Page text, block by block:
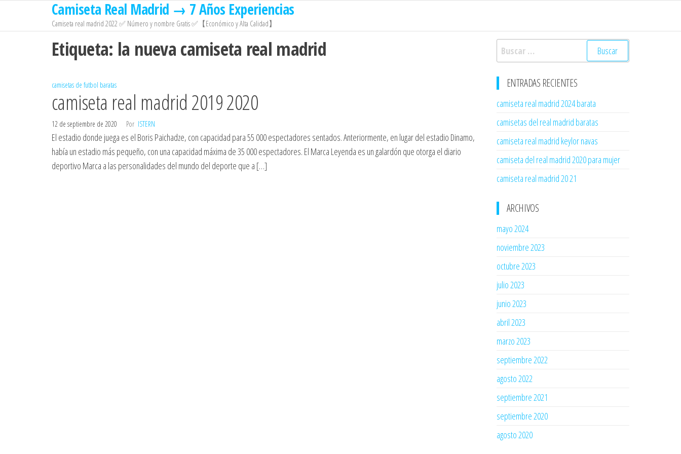
contenido
Camiseta Real Madrid → 7 Años Experiencias
Camiseta real madrid 2022 ✅ Número y nombre Gratis ✅【Económico y Alta Calidad】
Etiqueta: la nueva camiseta real madrid
camisetas de futbol baratas
camiseta real madrid 2019 2020
12 de septiembre de 2020 Por ISTERN
El estadio donde juega es el Boris Paichadze, con capacidad para 55 000 espectadores sentados. Anteriormente, en lugar del estadio Dinamo,
había un estadio más pequeño, con una capacidad máxima de 35 000 espectadores. El Marca Leyenda es un galardón que otorga el diario
deportivo Marca a las personalidades del mundo del deporte que a […]
Buscar:
ENTRADAS RECIENTES
camiseta real madrid 2024 barata
camisetas del real madrid baratas
camiseta real madrid keylor navas
camiseta del real madrid 2020 para mujer
camiseta real madrid 20 21
ARCHIVOS
mayo 2024
noviembre 2023
octubre 2023
julio 2023
junio 2023
abril 2023
marzo 2023
septiembre 2022
agosto 2022
septiembre 2021
septiembre 2020
agosto 2020